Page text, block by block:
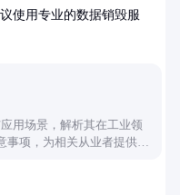
使用专业的数据销毁服
用场景，解析其在工业领
项，为相关从业者提供实